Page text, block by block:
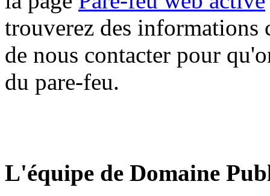
trouverez des informations
de nous contacter pour
du pare-feu.
L'équipe de Domaine